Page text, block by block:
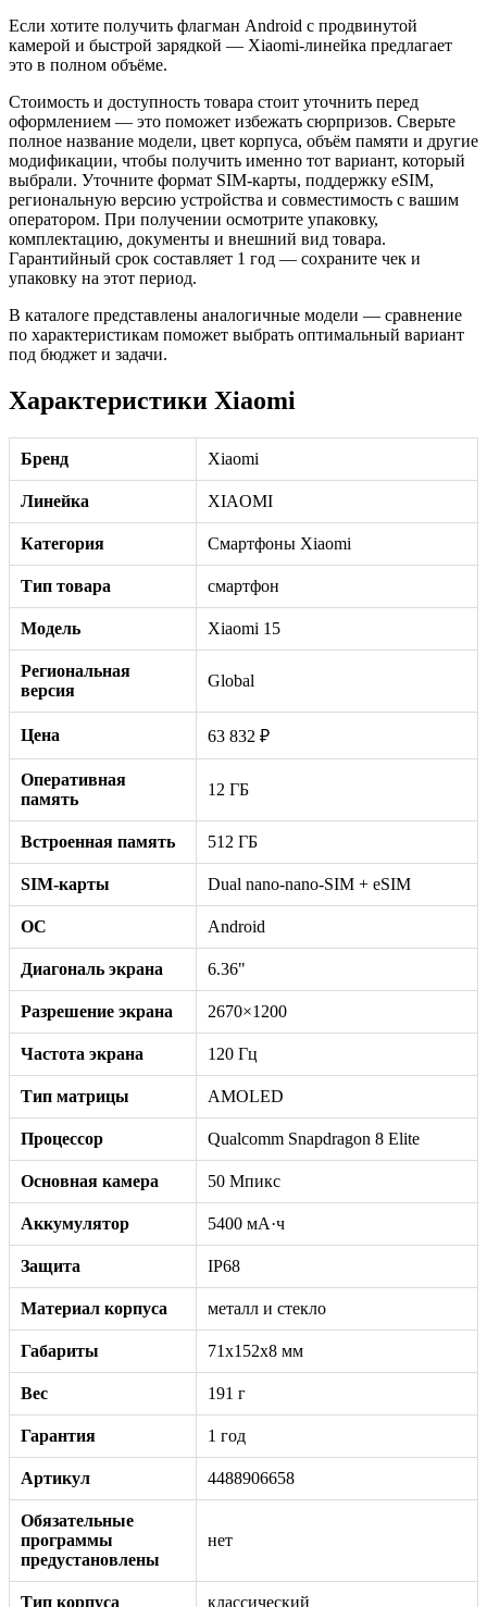
Если хотите получить флагман Android с продвинутой
камерой и быстрой зарядкой — Xiaomi-линейка предлагает
это в полном объёме.
Стоимость и доступность товара стоит уточнить перед
оформлением — это поможет избежать сюрпризов. Сверьте
полное название модели, цвет корпуса, объём памяти и другие
модификации, чтобы получить именно тот вариант, который
выбрали. Уточните формат SIM-карты, поддержку eSIM,
региональную версию устройства и совместимость с вашим
оператором. При получении осмотрите упаковку,
комплектацию, документы и внешний вид товара.
Гарантийный срок составляет 1 год — сохраните чек и
упаковку на этот период.
В каталоге представлены аналогичные модели — сравнение
по характеристикам поможет выбрать оптимальный вариант
под бюджет и задачи.
Характеристики Xiaomi
Бренд Xiaomi
Линейка XIAOMI
Категория Смартфоны Xiaomi
Тип товара смартфон
Модель Xiaomi 15
Региональная
версия
Global
Цена 63 832 ₽
Оперативная
память
12 ГБ
Встроенная память 512 ГБ
SIM-карты Dual nano-nano-SIM + eSIM
ОС Android
Диагональ экрана 6.36"
Разрешение экрана 2670×1200
Частота экрана 120 Гц
Тип матрицы AMOLED
Процессор Qualcomm Snapdragon 8 Elite
Основная камера 50 Мпикс
Аккумулятор 5400 мА·ч
Защита IP68
Материал корпуса металл и стекло
Габариты 71x152x8 мм
Вес 191 г
Гарантия 1 год
Артикул 4488906658
Обязательные
программы
предустановлены
нет
Тип корпуса классический